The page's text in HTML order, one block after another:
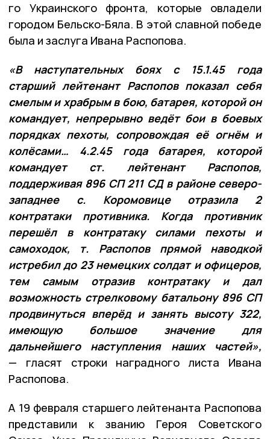
го Украинского фронта, которые овладели
городом Бельско-Бяла. В этой славной победе
была и заслуга Ивана Распопова.
«В наступательных боях с 15.1.45 года
старший лейтенант Распопов показал себя
смелым и храбрым в бою, батарея, которой он
командует, непрерывно ведёт бои в боевых
порядках пехоты, сопровождая её огнём и
колёсами… 4.2.45 года батарея, которой
командует ст. лейтенант Распопов,
поддерживая 896 СП 211 СД в районе северо-
западнее с. Коромовице отразила 2
контратаки противника. Когда противник
перешёл в контратаку силами пехоты и
самоходок, т. Распопов прямой наводкой
истребил до 23 немецких солдат и офицеров,
тем самым отразив контратаку и дал
возможность стрелковому батальону 896 СП
продвинуться вперёд и занять высоту 322,
имеющую большое значение для
дальнейшего наступления наших частей»,
— гласят строки наградного листа Ивана
Распопова.
А 19 февраля старшего лейтенанта Распопова
представили к званию Героя Советского